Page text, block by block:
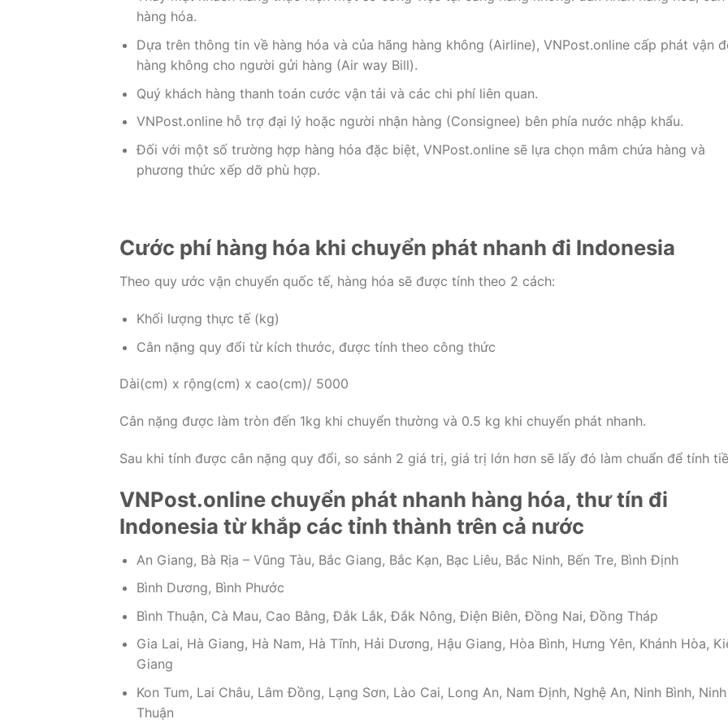
hàng hóa.
Dựa trên thông tin về hàng hóa và của hãng hàng không (Airline), VNPost.online cấp phát vận
hàng không cho người gửi hàng (Air way Bill).
Quý khách hàng thanh toán cước vận tải và các chi phí liên quan.
VNPost.online hỗ trợ đại lý hoặc người nhận hàng (Consignee) bên phía nước nhập khẩu.
Đối với một số trường hợp hàng hóa đặc biệt, VNPost.online sẽ lựa chọn mâm chứa hàng và
phương thức xếp dỡ phù hợp.
Cước phí hàng hóa khi chuyển phát nhanh đi Indonesia
Theo quy ước vận chuyển quốc tế, hàng hóa sẽ được tính theo 2 cách:
Khối lượng thực tế (kg)
Cân nặng quy đổi từ kích thước, được tính theo công thức
Dài(cm) x rộng(cm) x cao(cm)/ 5000
Cân nặng được làm tròn đến 1kg khi chuyển thường và 0.5 kg khi chuyển phát nhanh.
Sau khi tính được cân nặng quy đổi, so sánh 2 giá trị, giá trị lớn hơn sẽ lấy đó làm chuẩn để tính
VNPost.online chuyển phát nhanh hàng hóa, thư tín đi
Indonesia từ khắp các tỉnh thành trên cả nước
An Giang, Bà Rịa – Vũng Tàu, Bắc Giang, Bắc Kạn, Bạc Liêu, Bắc Ninh, Bến Tre, Bình Định
Bình Dương, Bình Phước
Bình Thuận, Cà Mau, Cao Bằng, Đắk Lắk, Đắk Nông, Điện Biên, Đồng Nai, Đồng Tháp
Gia Lai, Hà Giang, Hà Nam, Hà Tĩnh, Hải Dương, Hậu Giang, Hòa Bình, Hưng Yên, Khánh Hòa,
Giang
Kon Tum, Lai Châu, Lâm Đồng, Lạng Sơn, Lào Cai, Long An, Nam Định, Nghệ An, Ninh Bình, Ninh
Thuận